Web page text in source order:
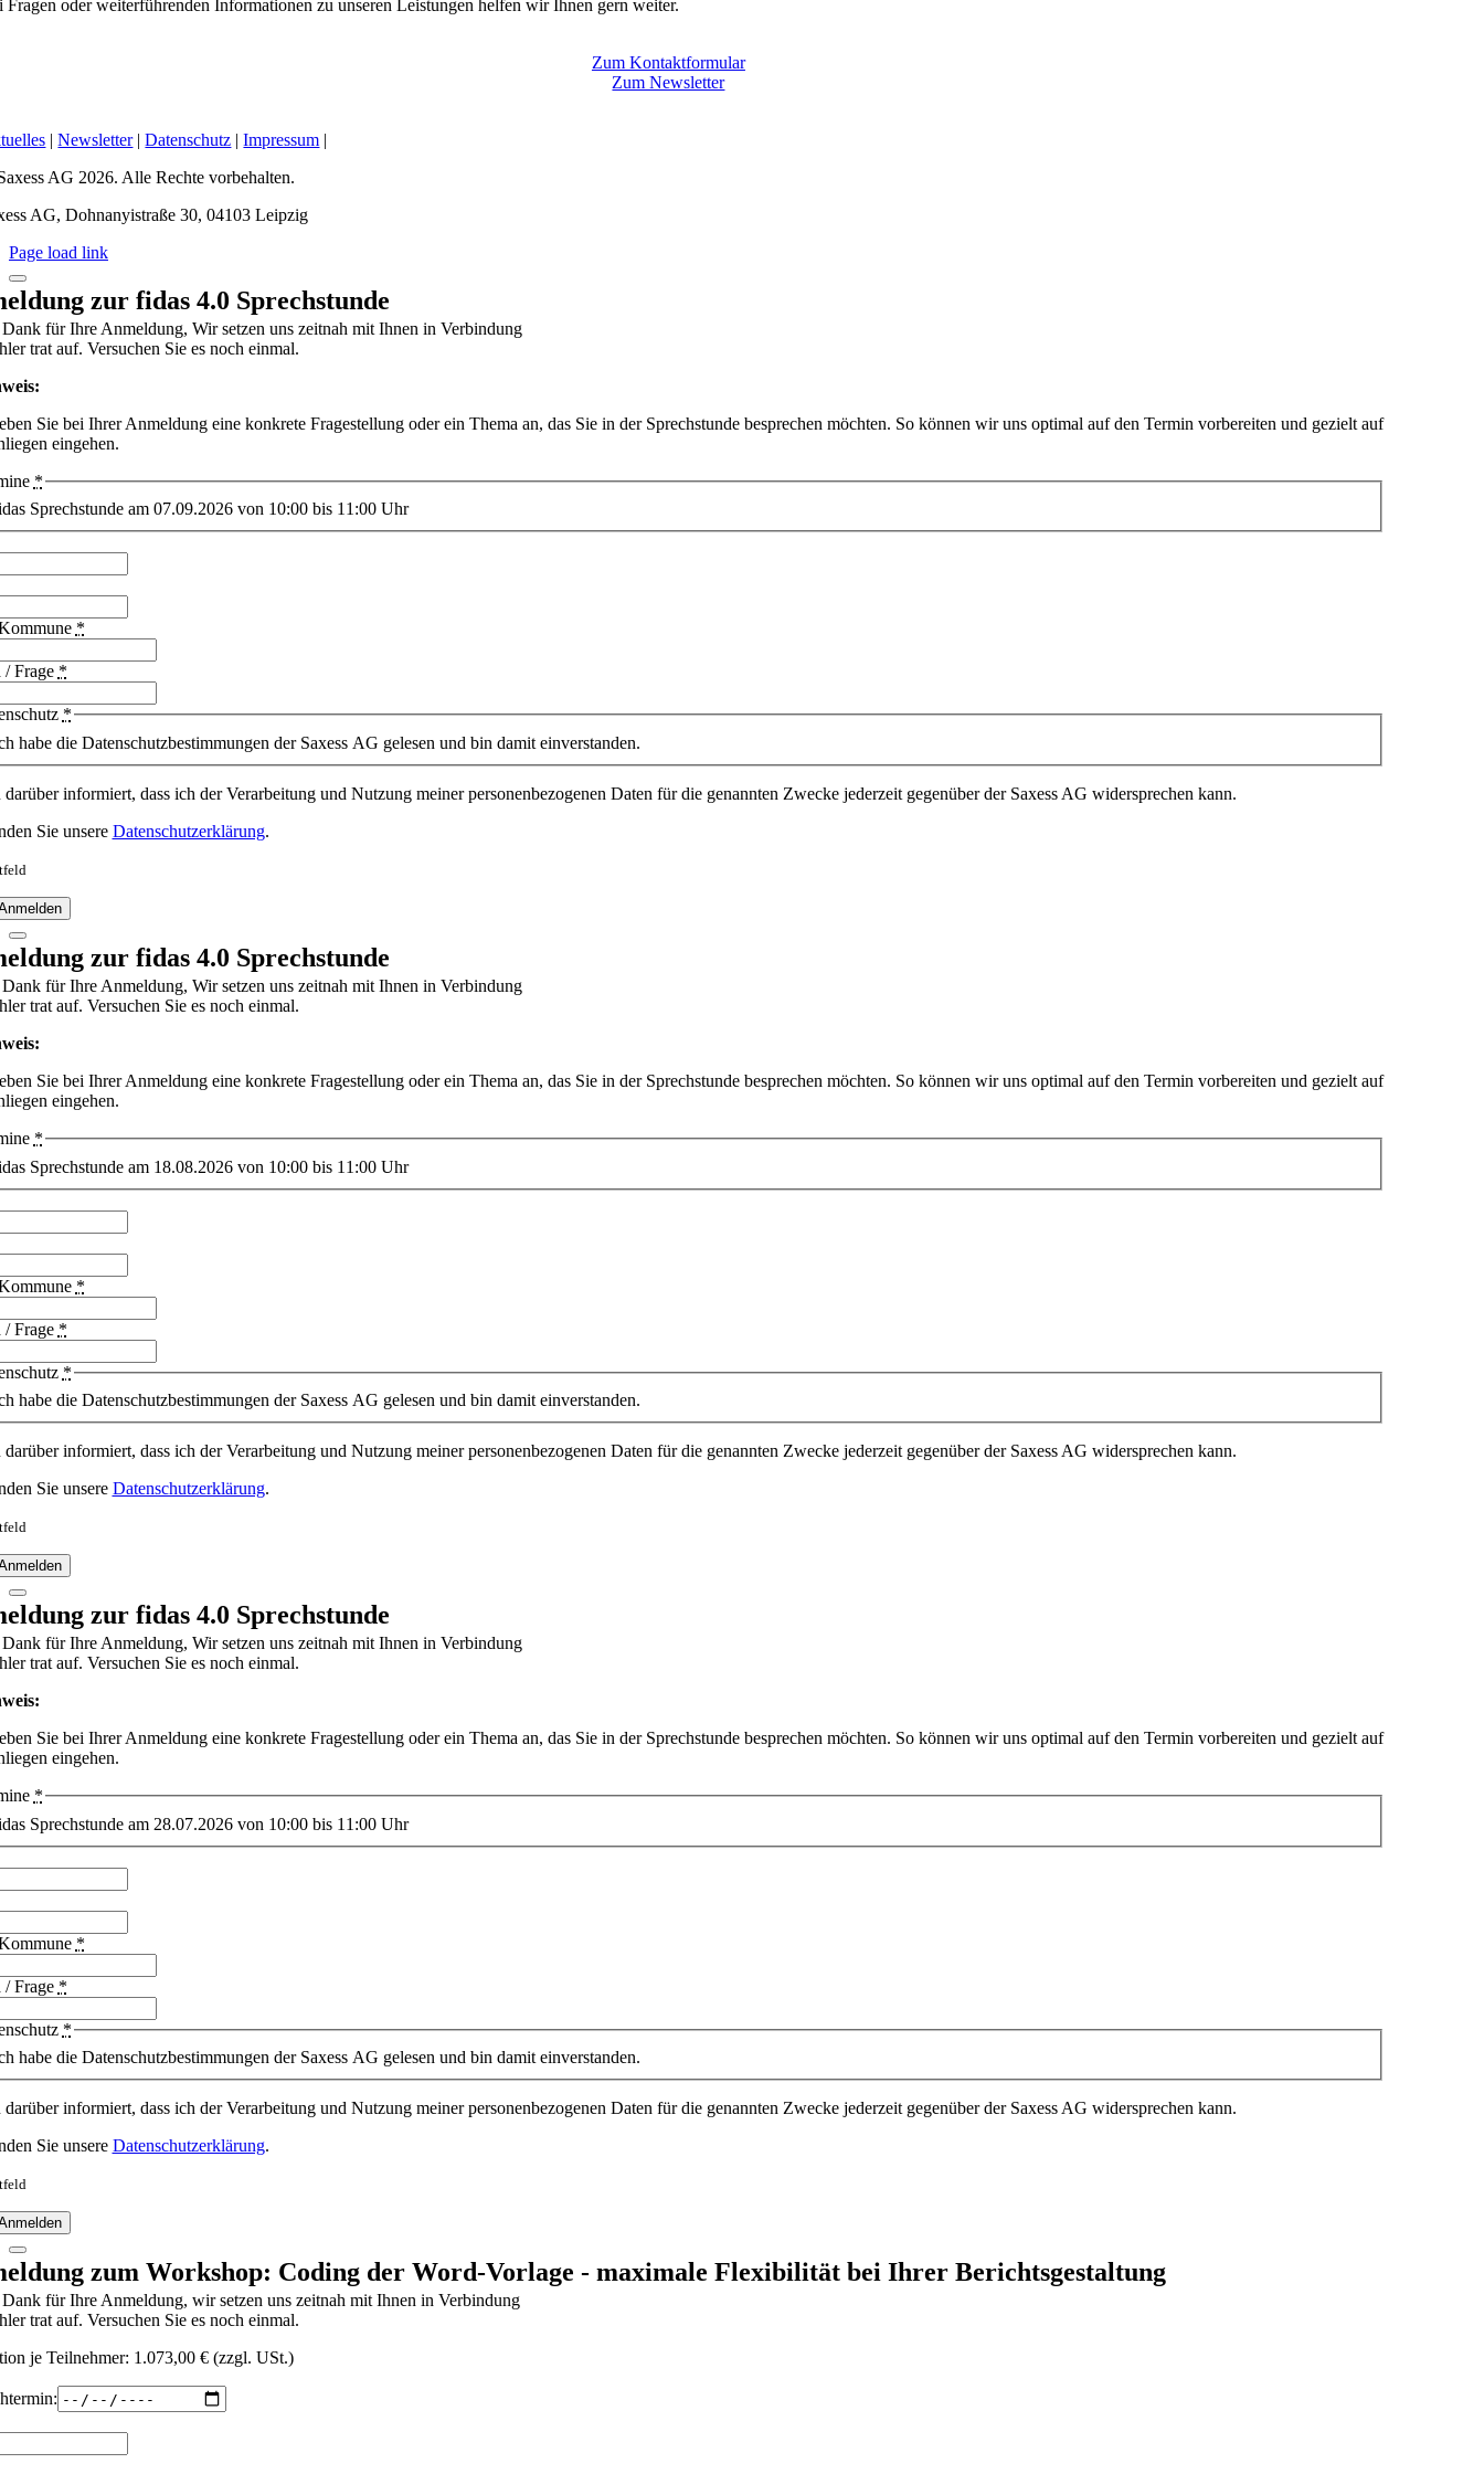
Fragen oder weiterführenden Informationen zu unseren Leistungen helfen wir Ihnen gern weiter.
Zum Kontaktformular
Zum Newsletter
|Newsletter|Datenschutz |Impressum |
AG 2026. Alle Rechte vorbehalten.
AG, Dohnanyistraße 30, 04103 Leipzig
Page load link
zur fidas 4.0 Sprechstunde
für Ihre Anmeldung, Wir setzen uns zeitnah mit Ihnen in Verbindung
trat auf. Versuchen Sie es noch einmal.
Sie bei Ihrer Anmeldung eine konkrete Fragestellung oder ein Thema an, das Sie in der Sprechstunde besprechen möchten. So können wir uns optimal auf den Termin vorbereiten und gezielt auf
eingehen.
*
Sprechstunde am 07.09.2026 von 10:00 bis 11:00 Uhr
*
/ Frage *
*
habe die Datenschutzbestimmungen der Saxess AG gelesen und bin damit einverstanden.
informiert, dass ich der Verarbeitung und Nutzung meiner personenbezogenen Daten für die genannten Zwecke jederzeit gegenüber der Saxess AG widersprechen kann.
Sie unsere Datenschutzerklärung.
zur fidas 4.0 Sprechstunde
für Ihre Anmeldung, Wir setzen uns zeitnah mit Ihnen in Verbindung
trat auf. Versuchen Sie es noch einmal.
Sie bei Ihrer Anmeldung eine konkrete Fragestellung oder ein Thema an, das Sie in der Sprechstunde besprechen möchten. So können wir uns optimal auf den Termin vorbereiten und gezielt auf
eingehen.
*
Sprechstunde am 18.08.2026 von 10:00 bis 11:00 Uhr
*
/ Frage *
*
habe die Datenschutzbestimmungen der Saxess AG gelesen und bin damit einverstanden.
informiert, dass ich der Verarbeitung und Nutzung meiner personenbezogenen Daten für die genannten Zwecke jederzeit gegenüber der Saxess AG widersprechen kann.
Sie unsere Datenschutzerklärung.
zur fidas 4.0 Sprechstunde
für Ihre Anmeldung, Wir setzen uns zeitnah mit Ihnen in Verbindung
trat auf. Versuchen Sie es noch einmal.
Sie bei Ihrer Anmeldung eine konkrete Fragestellung oder ein Thema an, das Sie in der Sprechstunde besprechen möchten. So können wir uns optimal auf den Termin vorbereiten und gezielt auf
eingehen.
*
Sprechstunde am 28.07.2026 von 10:00 bis 11:00 Uhr
*
/ Frage *
*
habe die Datenschutzbestimmungen der Saxess AG gelesen und bin damit einverstanden.
informiert, dass ich der Verarbeitung und Nutzung meiner personenbezogenen Daten für die genannten Zwecke jederzeit gegenüber der Saxess AG widersprechen kann.
Sie unsere Datenschutzerklärung.
zum Workshop: Coding der Word-Vorlage - maximale Flexibilität bei Ihrer Berichtsgestaltung
für Ihre Anmeldung, wir setzen uns zeitnah mit Ihnen in Verbindung
trat auf. Versuchen Sie es noch einmal.
je Teilnehmer: 1.073,00 € (zzgl. USt.)